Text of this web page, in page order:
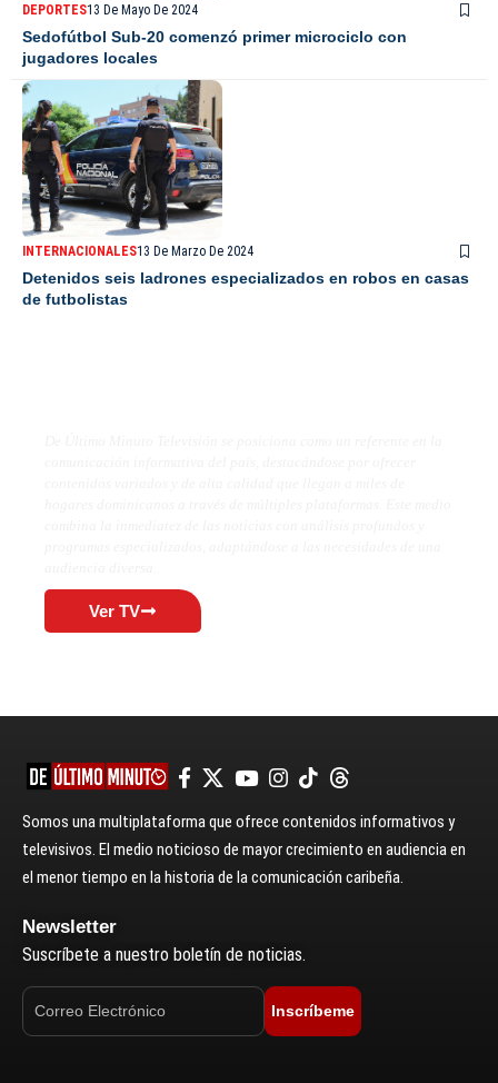
DEPORTES13 De Mayo De 2024
Sedofútbol Sub-20 comenzó primer microciclo con
jugadores locales
INTERNACIONALES13 De Marzo De 2024
Detenidos seis ladrones especializados en robos en casas
de futbolistas
Ver TV
Somos una multiplataforma que ofrece contenidos informativos y
televisivos. El medio noticioso de mayor crecimiento en audiencia en
el menor tiempo en la historia de la comunicación caribeña.
Newsletter
Suscríbete a nuestro boletín de noticias.
Inscríbeme